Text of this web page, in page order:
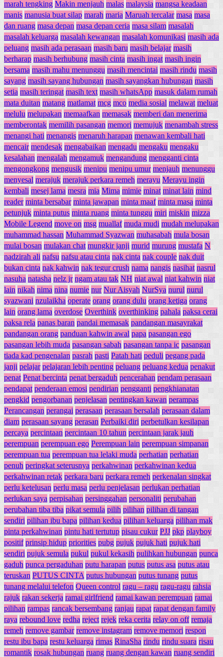
marah tengking Makin menjauh malas malaysia mangsa keadaan
manis manusia buat silap marah maria Maruah tercalar masa masa
dan ruang masa depan masa depan ceria masa silam masalah
masalah keluarga masalah kewangan masalah komunikasi masih ada
peluang masih ada perasaan masih baru masih belajar masih
berharap masih berhubung masih cinta masih ingat masih ingin
bersama masih mahu menunggu masih mencintai masih rindu masih
sayang masih sayang hubungan masih sayangkan hubungan masih
setia masih teringat masih text masih whatsApp masuk dalam rumah
mata duitan matang matlamat mcg mco media sosial melawat meluat
melulu melupakan memaafkan memasak memberi dan menerima
memberontak memilih pasangan memori memujuk menambah stress
menangi hati menangis menaruh harapan menawan kembali hati
mencair mendesak mengabaikan mengadu mengaku mengaku
kesalahan mengalah mengamuk mengandung mengganti cinta
mengongkong mengusik menipu menipu umur menjauh menunggu
menyesal merajuk merajuk perkara remeh merayu Merayu ingin
kembali mesej lama mesra mia Mima mimie minat minat lain mind
reader minta bersabar minta jawapan minta maaf minta masa minta
petunjuk minta putus minta ruang minta tunggu miri miskin mizza
Mobile Legend move on msg muallaf muda mudi mudah melupakan
muhammad hassan Muhammad Syazwan muhasabah mula bosan
mulai bosan mulakan chat mungkir janji murid murung mustafa N
nadzirah ali nafsu nafsu atau cinta nak cinta nak couple nak duit
bukan cinta nak kahwin nak tegur crush nama nangis nasihat nasrul
nasuha natasha nelz jr ngam atau tak NH niat awal niat kahwin niat
lain nikah nima nina numie nur Nur Aisyah NurSya nurul nurul
syazwani nzulaikha operate orang orang dulu orang ketiga orang
lain orang lama overdose Overthink overthinking pahala paksa cerai
paksa rela panas baran pandai memasak pandangan masayrakat
pandangan orang panduan kahwin awal papa pasangan ego
pasangan lebih muda pasangan sabah pasangan tanpa ic pasangan
tiada kad pengenalan pasrah pasti Patah hati peduli pegang pada
janji pelajar pelajaran lebih penting peluang peluang kedua penakut
penat Penat bercinta penat bergaduh pencerahan pendam perasaan
pendapat penderaan emosi pendirian pengganti pengkhianatan
pengkid pengorbanan penjelasan pentingkan kawan perampas
Perancangan perangai perasaan perasaan bersalah perasaan dalam
diam perasaan sayang perasan Perbaiki diri perbetulkan kesilapan
percaya percintaan percintaan 10 tahun percintaan jarak jauh
perempuan perempuan ego Perempuan lain perempuan simpanan
perempuan tua perempuan tua lelaki muda perhatian perhatian
penuh peringkat seterusnya perkahwinan perkahwinan kedua
perkahwinan retak perkara baru perkara remeh perkenalan singkat
perlu ketelusan perlu masa perlu penjelasan perlukan perhatian
perlukan saya perpisahan persinggahan personaliti perubahan
perubahan tiba tiba pikat semula pilih pilihan pilihan di tangan
sendiri pilihan ibu bapa pilihan kedua pilihan keluarga pilihan mak
pinta perkahwinan pintu hati tertutup pisau cukur PJJ pkp playboy
positif prinsip hidup priorities pubg pujuk pujuk hati pujuk hati
sendiri pujuk semula pukul pukul kekasih pulihkan hubungan punca
gaduh punca pergaduhan putu harapan putus putus asa putus atau
teruskan PUTUS CINTA putus hubungan putus tunang putus
tunang melalui telefon Queen control ragu – ragu ragu-ragu rahsia
rajuk rakan sekerja ramai girlfriend ramai kawan perempuan ramai
pilihan rampas rancak bersembang ranjau rapat rapat dengan family
raya rebound love redha reject rejek reka cerita relay on off remaja
remeh remove gambar remove instagram remove memori respon
restu ibu bapa restu keluarga rimas RinaSha rindu rindu suara risau
romantik rosak hubungan ruang ruang dengan kawan ruang sendiri